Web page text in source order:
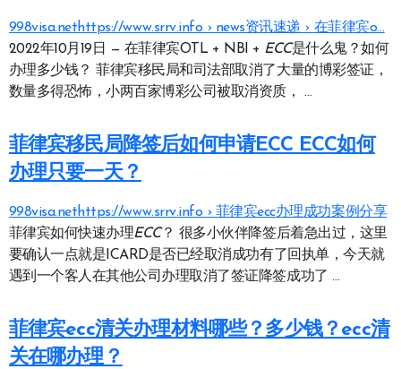
998visa.nethttps://www.srrv.info › news资讯速递 › 在菲律宾o…
2022年10月19日 — 在菲律宾OTL + NBI + ECC是什么鬼？如何
办理多少钱？ 菲律宾移民局和司法部取消了大量的博彩签证，
数量多得恐怖，小两百家博彩公司被取消资质， …
菲律宾移民局降签后如何申请ECC ECC如何
办理只要一天？
998visa.nethttps://www.srrv.info › 菲律宾ecc办理成功案例分享
菲律宾如何快速办理ECC？ 很多小伙伴降签后着急出过，这里
要确认一点就是ICARD是否已经取消成功有了回执单，今天就
遇到一个客人在其他公司办理取消了签证降签成功了 …
菲律宾ecc清关办理材料哪些？多少钱？ecc清
关在哪办理？